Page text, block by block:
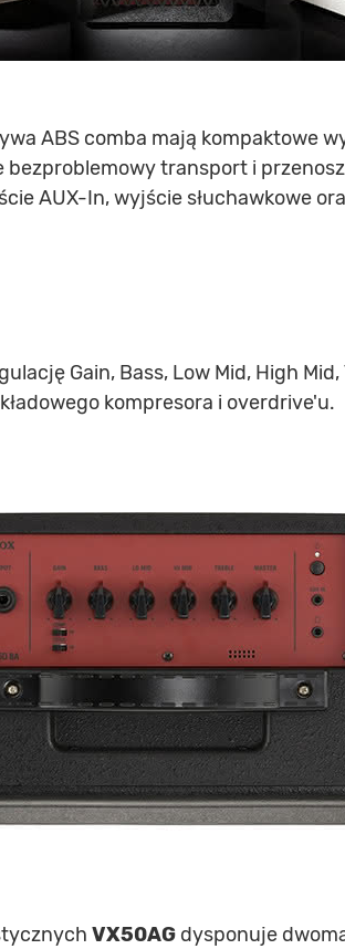
ABS comba mają kompaktowe
bezproblemowy transport i
AUX-In, wyjście słuchawkowe
Gain, Bass, Low Mid, High
kompresora i overdrive'u.
VX50AG dysponuje